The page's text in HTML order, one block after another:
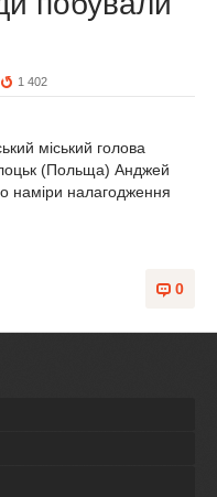
1 402
міський голова
(Польща) Анджей
наміри налагодження
0